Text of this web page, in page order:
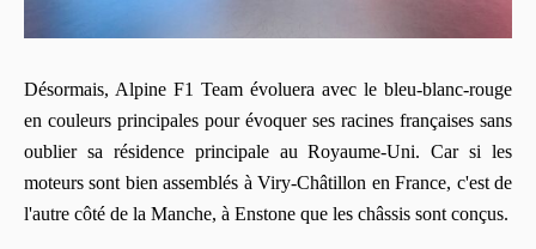
Désormais, Alpine F1 Team évoluera avec le bleu-blanc-rouge
en couleurs principales pour évoquer ses racines françaises sans
oublier sa résidence principale au Royaume-Uni. Car si les
moteurs sont bien assemblés à Viry-Châtillon en France, c'est de
l'autre côté de la Manche, à Enstone que les châssis sont conçus.